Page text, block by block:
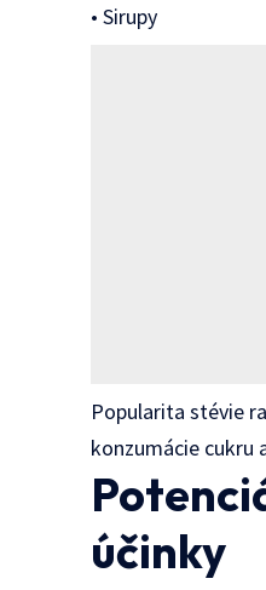
• Sirupy
Popularita stévie
konzumácie cukru
účinky